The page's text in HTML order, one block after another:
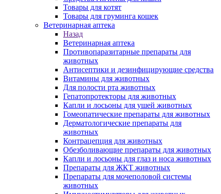
Товары для котят
Товары для груминга кошек
Ветеринарная аптека
Назад
Ветеринарная аптека
Противопаразитарные препараты для
животных
Антисептики и дезинфицирующие средства
Витамины для животных
Для полости рта животных
Гепатопротекторы для животных
Капли и лосьоны для ушей животных
Гомеопатические препараты для животных
Дерматологические препараты для
животных
Контрацепция для животных
Обезболивающие препараты для животных
Капли и лосьоны для глаз и носа животных
Препараты для ЖКТ животных
Препараты для мочеполовой системы
животных